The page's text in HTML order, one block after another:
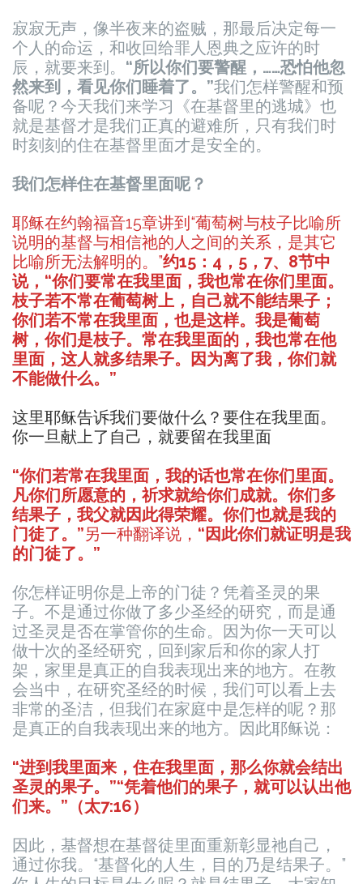
寂寂无声，像半夜来的盗贼，那最后决定每一
个人的命运，和收回给罪人恩典之应许的时
辰，就要来到。 “所以你们要警醒，……恐怕他忽
然来到，看见你们睡着了。”我们怎样警醒和预
备呢？今天我们来学习《在基督里的逃城》也
就是基督才是我们正真的避难所，只有我们时
时刻刻的住在基督里面才是安全的。
我们怎样住在基督里面呢？
耶稣在约翰福音15章讲到“葡萄树与枝子比喻所
说明的基督与相信祂的人之间的关系，是其它
比喻所无法解明的。”约15：4，5，7、8节中
说，“你们要常在我里面，我也常在你们里面。
枝子若不常在葡萄树上，自己就不能结果子；
你们若不常在我里面，也是这样。我是葡萄
树，你们是枝子。常在我里面的，我也常在他
里面，这人就多结果子。因为离了我，你们就
不能做什么。”
这里耶稣告诉我们要做什么？要住在我里面。
你一旦献上了自己，就要留在我里面
“你们若常在我里面，我的话也常在你们里面。
凡你们所愿意的，祈求就给你们成就。你们多
结果子，我父就因此得荣耀。你们也就是我的
门徒了。”另一种翻译说， “因此你们就证明是我
的门徒了。”
你怎样证明你是上帝的门徒？凭着圣灵的果
子。不是通过你做了多少圣经的研究，而是通
过圣灵是否在掌管你的生命。因为你一天可以
做十次的圣经研究，回到家后和你的家人打
架，家里是真正的自我表现出来的地方。在教
会当中，在研究圣经的时候，我们可以看上去
非常的圣洁，但我们在家庭中是怎样的呢？那
是真正的自我表现出来的地方。因此耶稣说：
“进到我里面来，住在我里面，那么你就会结出
圣灵的果子。”“凭着他们的果子，就可以认出他
们来。”（太7:16）
因此，基督想在基督徒里面重新彰显祂自己，
通过你我。“基督化的人生，目的乃是结果子。”